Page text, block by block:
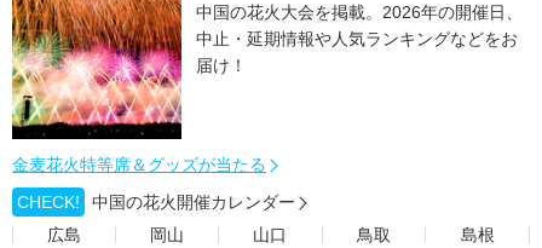
中国の花火大会を掲載。2026年の開催日、
中止・延期情報や人気ランキングなどをお
届け！
金麦花火特等席＆グッズが当たる
CHECK!
中国の花火開催カレンダー
広島
岡山 山口 鳥取 島根